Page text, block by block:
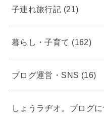
子連れ旅行記 (21)
暮らし・子育て (162)
ブログ運営・SNS (16)
しょうラヂオ。ブログ